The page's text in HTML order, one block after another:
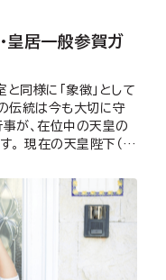
皇居一般参賀ガ
同様に「象徴」として
伝統は今も大切に守
が、在位中の天皇の
。 現在の天皇陛下（